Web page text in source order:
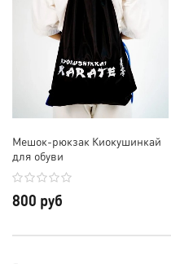
Мешок-рюкзак Киокушинкай
для обуви
800 руб